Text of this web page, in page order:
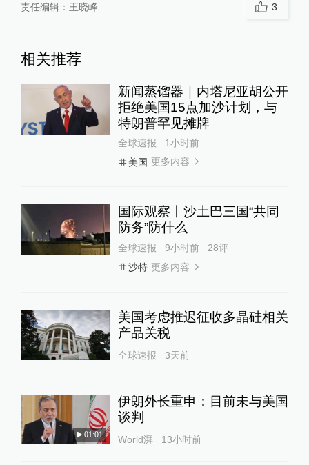
责任编辑： 王晓峰 3
相关推荐
新闻蒸馏器｜内塔尼亚胡公开
拒绝美国15点加沙计划，与
特朗普罕见摊牌
全球速报
1小时前
美国 更多内容
国际观察丨沙土巴三国“共同
防务”防什么
全球速报 9小时前 28评
沙特 更多内容
美国考虑推迟征收多晶硅相关
产品关税
全球速报 3天前
01:01
伊朗外长重申：目前未与美国
谈判
World湃 13小时前